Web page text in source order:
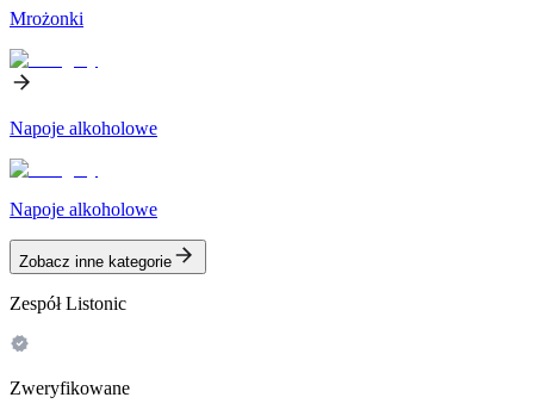
Mrożonki
Napoje alkoholowe
Napoje alkoholowe
Zobacz inne kategorie
Zespół Listonic
Zweryfikowane